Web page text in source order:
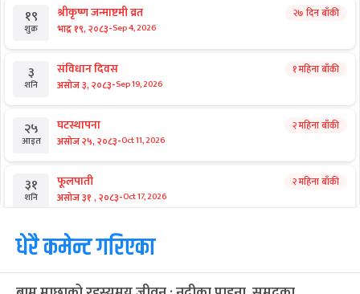
१९
शुक्र
श्रीकृष्ण जन्माष्टमी व्रत
भाद्र १९, २०८३-Sep 4, 2026
२७ दिन बाँकी
३
शनि
संविधान दिवस
असोज ३, २०८३-Sep 19, 2026
१ महिना बाँकी
२५
आइत
घटस्थापना
असोज २५, २०८३-Oct 11, 2026
२ महिना बाँकी
३१
शनि
फूलपाती
असोज ३१ , २०८३-Oct 17, 2026
२ महिना बाँकी
१
आइत
कार्तिक सङ्क्रान्ति
कार्तिक १, २०८३-Oct 18, 2026
धेरै कमेन्ट गरिएका